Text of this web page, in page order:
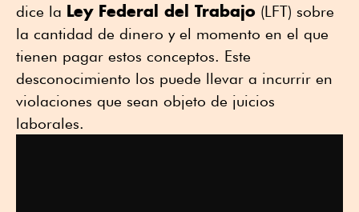
dice la Ley Federal del Trabajo (LFT) sobre
la cantidad de dinero y el momento en el que
tienen pagar estos conceptos. Este
desconocimiento los puede llevar a incurrir en
violaciones que sean objeto de juicios
laborales.